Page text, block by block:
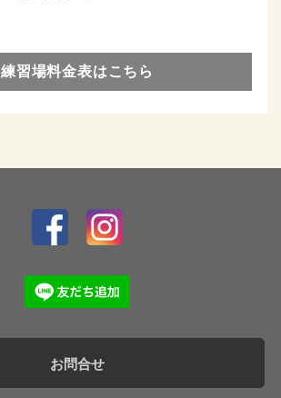
練習場料金表はこちら
お問合せ